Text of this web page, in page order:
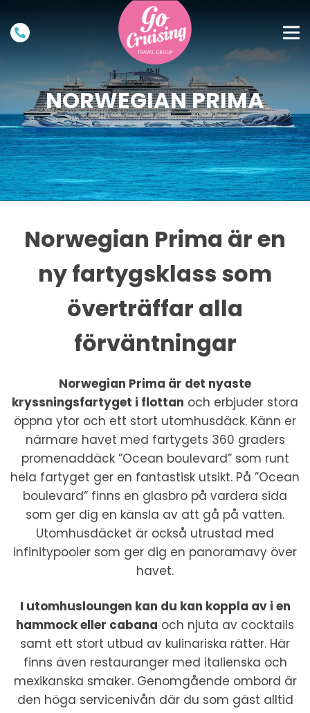
NORWEGIAN PRIMA
Norwegian Prima är en
ny fartygsklass som
överträffar alla
förväntningar
Norwegian Prima är det nyaste
kryssningsfartyget i flottan och erbjuder stora
öppna ytor och ett stort utomhusdäck. Känn er
närmare havet med fartygets 360 graders
promenaddäck ”Ocean boulevard” som runt
hela fartyget ger en fantastisk utsikt. På ”Ocean
boulevard” finns en glasbro på vardera sida
som ger dig en känsla av att gå på vatten.
Utomhusdäcket är också utrustad med
infinitypooler som ger dig en panoramavy över
havet.
I utomhusloungen kan du kan koppla av i en
hammock eller cabana och njuta av cocktails
samt ett stort utbud av kulinariska rätter. Här
finns även restauranger med italienska och
mexikanska smaker. Genomgående ombord är
den höga servicenivån där du som gäst alltid